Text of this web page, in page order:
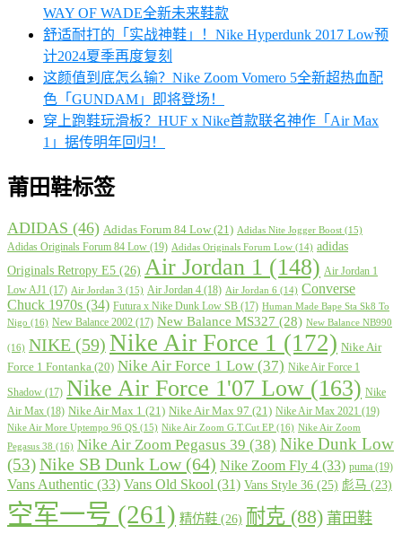
WAY OF WADE全新未来鞋款
舒适耐打的「实战神鞋」！Nike Hyperdunk 2017 Low预
计2024夏季再度复刻
这颜值到底怎么输？Nike Zoom Vomero 5全新超热血配
色「GUNDAM」即将登场！
穿上跑鞋玩滑板？HUF x Nike首款联名神作「Air Max
1」据传明年回归！
莆田鞋标签
ADIDAS (46) Adidas Forum 84 Low (21) Adidas Nite Jogger Boost (15)
Adidas Originals Forum 84 Low (19) Adidas Originals Forum Low (14) adidas
Originals Retropy E5 (26) Air Jordan 1 (148) Air Jordan 1
Low AJ1 (17) Air Jordan 3 (15) Air Jordan 4 (18) Air Jordan 6 (14) Converse
Chuck 1970s (34) Futura x Nike Dunk Low SB (17) Human Made Bape Sta Sk8 To
Nigo (16) New Balance 2002 (17) New Balance MS327 (28) New Balance NB990
(16) NIKE (59) Nike Air Force 1 (172) Nike Air
Force 1 Fontanka (20) Nike Air Force 1 Low (37) Nike Air Force 1
Shadow (17) Nike Air Force 1'07 Low (163) Nike
Air Max (18) Nike Air Max 1 (21) Nike Air Max 97 (21) Nike Air Max 2021 (19)
Nike Air More Uptempo 96 QS (15) Nike Air Zoom G.T.Cut EP (16) Nike Air Zoom
Pegasus 38 (16) Nike Air Zoom Pegasus 39 (38) Nike Dunk Low
(53)Nike SB Dunk Low(64) Nike Zoom Fly 4 (33) puma (19)
Vans Authentic (33) Vans Old Skool (31) Vans Style 36 (25) 彪马 (23)
空军一号 (261) 精仿鞋 (26) 耐克 (88) 莆田鞋